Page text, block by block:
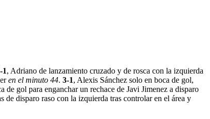
1, Adriano de lanzamiento cruzado y de rosca con la izquierda
en el minuto 44. 3-1, Alexis Sánchez solo en boca de gol,
de gol para enganchar un rechace de Javi Jimenez a disparo
de disparo raso con la izquierda tras controlar en el área y